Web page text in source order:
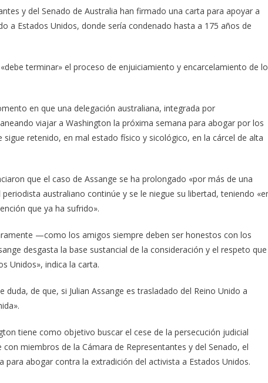
y del Senado de Australia han firmado una carta para apoyar a
a Estados Unidos, donde sería condenado hasta a 175 años de
terminar» el proceso de enjuiciamiento y encarcelamiento de
en que una delegación australiana, integrada por
viajar a Washington la próxima semana para abogar por los
retenido, en mal estado físico y sicológico, en la cárcel de alta
que el caso de Assange se ha prolongado «por más de una
australiano continúe y se le niegue su libertad, teniendo
que ya ha sufrido».
—como los amigos siempre deben ser honestos con los
desgasta la base sustancial de la consideración y el respeto que
Unidos», indica la carta.
de que, si Julian Assange es trasladado del Reino Unido a
tiene como objetivo buscar el cese de la persecución judicial
miembros de la Cámara de Representantes y del Senado, el
abogar contra la extradición del activista a Estados Unidos.